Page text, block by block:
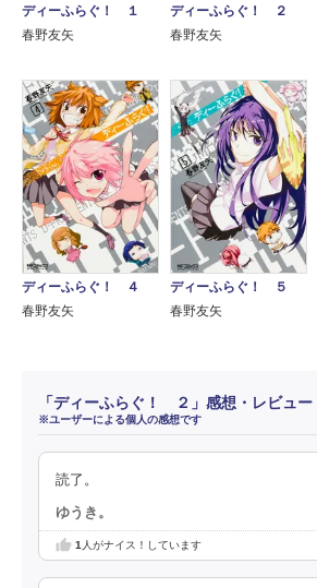
ディーふらぐ！ １
春野友矢
ディーふらぐ！ ２
春野友矢
ディーふらぐ！ ４
春野友矢
ディーふらぐ！ ５
春野友矢
「ディーふらぐ！ ２」感想・レビュー
※ユーザーによる個人の感想です
読了。
ゆうき。
1 人がナイス！しています